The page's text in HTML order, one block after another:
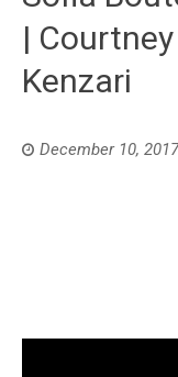
|
Kenzari
December 10, 2017